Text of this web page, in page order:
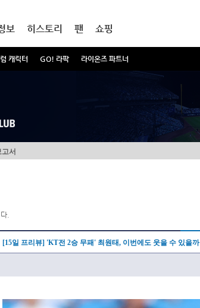
캐릭터 GO! 라팍 라이온즈 파트너
보 히스토리 팬 쇼핑
서
.
[15일 프리뷰] 'KT전 2승 무패' 최원태, 이번에도 웃을 수 있을까